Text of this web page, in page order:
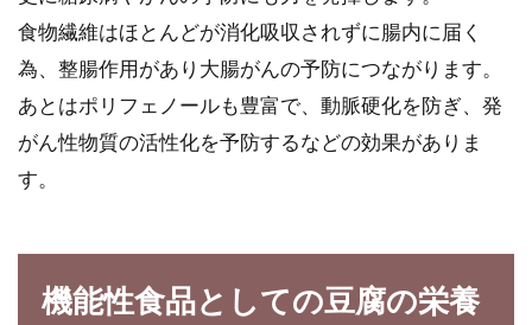
健康に良い玄米はご家庭でも炊けます。普通の
炊飯器で炊けますが、もし圧力鍋をお持ちなら
ぜひ一度使...
皆さんの趣味は何ですか？女性は特にスイーツ
食物繊維はほとんどが消化吸収されずに腸内に届く
為、整腸作用があり大腸がんの予防につながります。
あとはポリフェノールも豊富で、動脈硬化を防ぎ、発
がん性物質の活性化を予防するなどの効果がありま
す。
機能性食品としての豆腐の栄養